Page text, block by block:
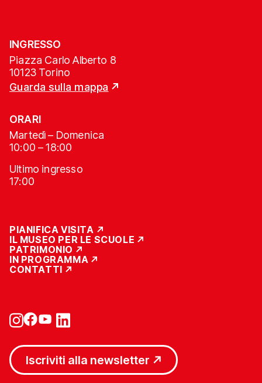
INGRESSO
Piazza Carlo Alberto 8
10123 Torino
Guarda sulla mappa
ORARI
Martedì – Domenica
10:00 – 18:00
Ultimo ingresso
17:00
PIANIFICA VISITA
IL MUSEO PER LE SCUOLE
PATRIMONIO
IN PROGRAMMA
CONTATTI
Iscriviti alla newsletter